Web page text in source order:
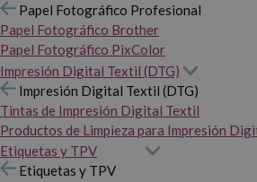
Papel Fotográfico Profesional
Papel Fotográfico Brother
Papel Fotográfico PixColor
Impresión Digital Textil (DTG)
Impresión Digital Textil (DTG)
Tintas de Impresión Digital Textil
Productos de Limpieza para Impresión
Etiquetas y TPV
Etiquetas y TPV